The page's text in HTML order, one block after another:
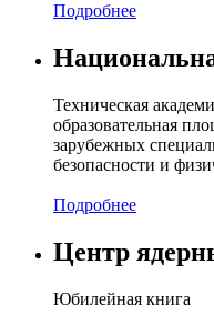
Подробнее
Техническая
образовательная
зарубежных
безопасности и
Подробнее
Центр
Юбилейная книга